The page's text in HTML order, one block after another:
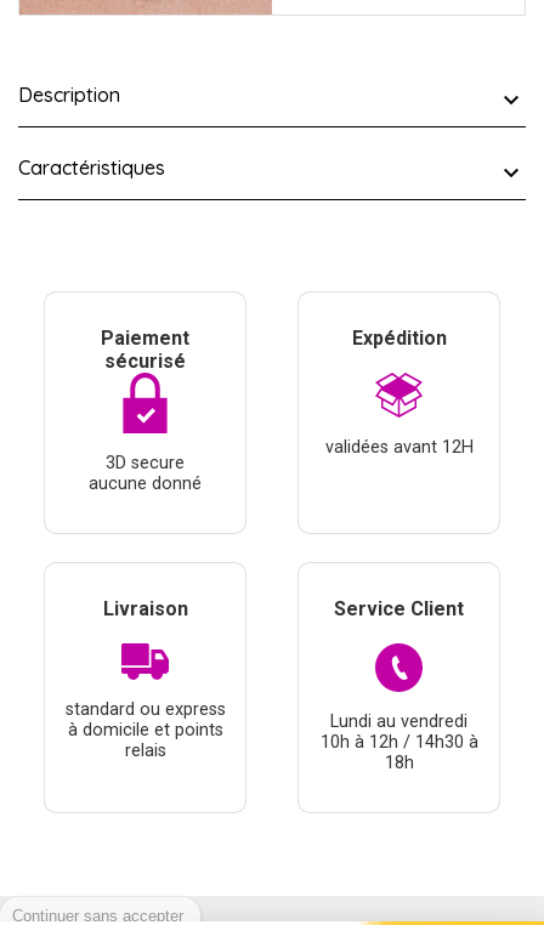
Description
Caractéristiques
Paiement
sécurisé
3D secure
aucune donné
Expédition
validées avant 12H
Livraison
standard ou express
à domicile et points
relais
Service Client
Lundi au vendredi
10h à 12h / 14h30 à
18h
Continuer sans accepter